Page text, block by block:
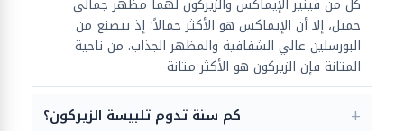
جميل، إلا أن الإيماكس هو الأكثر جمالاً؛ إذ ييصنع من
البورسلين عالي الشفافية والمظهر الجذاب. من ناحية
المتانة فإن الزيركون هو الأكثر متانة
كم سنة تدوم تلبيسة الزيركون؟